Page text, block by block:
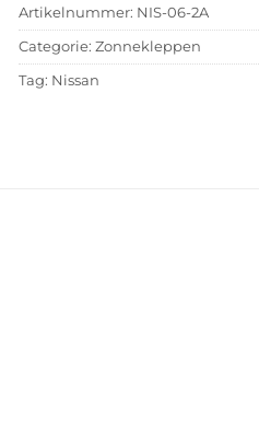
Artikelnummer: NIS-06-2A
Categorie: Zonnekleppen
Tag: Nissan